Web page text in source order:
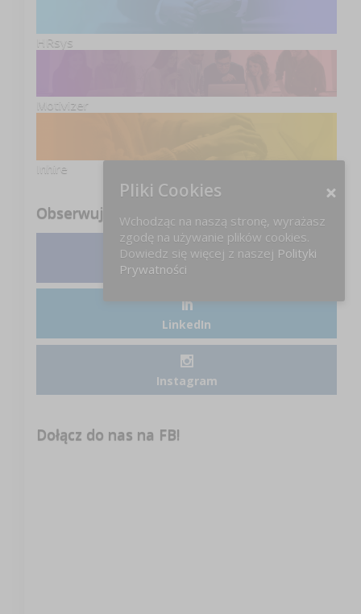
HRsys
Motivizer
Inhire
Obserwuj nas
Facebook
LinkedIn
Instagram
Dołącz do nas na FB!
Pliki Cookies
Wchodząc na naszą stronę, wyrażasz
zgodę na używanie plików cookies.
Dowiedz się więcej z naszej Polityki
Prywatności